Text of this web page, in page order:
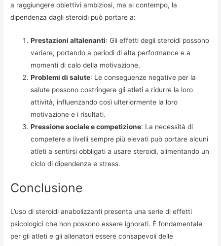
a raggiungere obiettivi ambiziosi, ma al contempo, la
dipendenza dagli steroidi può portare a:
Prestazioni altalenanti: Gli effetti degli steroidi possono
variare, portando a periodi di alta performance e a
momenti di calo della motivazione.
Problemi di salute: Le conseguenze negative per la
salute possono costringere gli atleti a ridurre la loro
attività, influenzando così ulteriormente la loro
motivazione e i risultati.
Pressione sociale e competizione: La necessità di
competere a livelli sempre più elevati può portare alcuni
atleti a sentirsi obbligati a usare steroidi, alimentando un
ciclo di dipendenza e stress.
Conclusione
L’uso di steroidi anabolizzanti presenta una serie di effetti
psicologici che non possono essere ignorati. È fondamentale
per gli atleti e gli allenatori essere consapevoli delle